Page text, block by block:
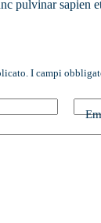
pulvinar sapien
I campi